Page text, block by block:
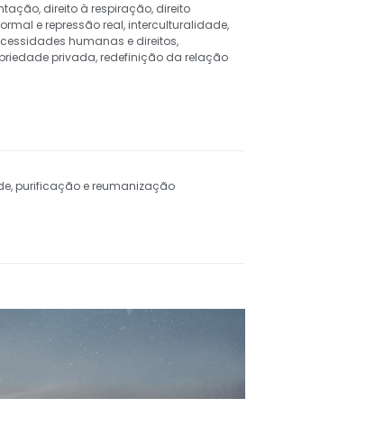
, direito à respiração, direito
e repressão real,interculturalidade,
humanas e direitos,
privada,redefinição da relação
,purificação e reumanização